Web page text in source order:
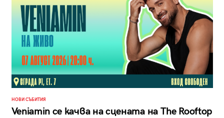
НОВИ СЪБИТИЯ
Veniamin се качва на сцената на The Rooftop